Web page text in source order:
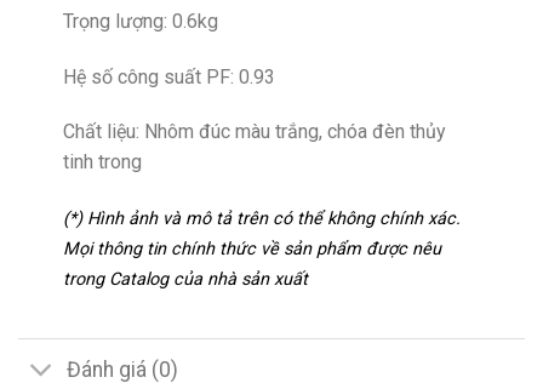
Trọng lượng: 0.6kg
Hệ số công suất PF: 0.93
Chất liệu: Nhôm đúc màu trắng, chóa đèn thủy
tinh trong
(*) Hình ảnh và mô tả trên có thể không chính xác.
Mọi thông tin chính thức về sản phẩm được nêu
trong Catalog của nhà sản xuất
Đánh giá (0)